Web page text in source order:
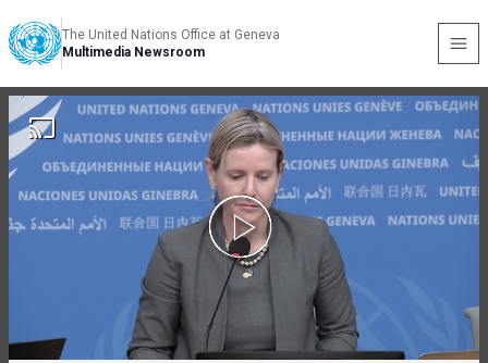
The United Nations Office at Geneva
Multimedia Newsroom